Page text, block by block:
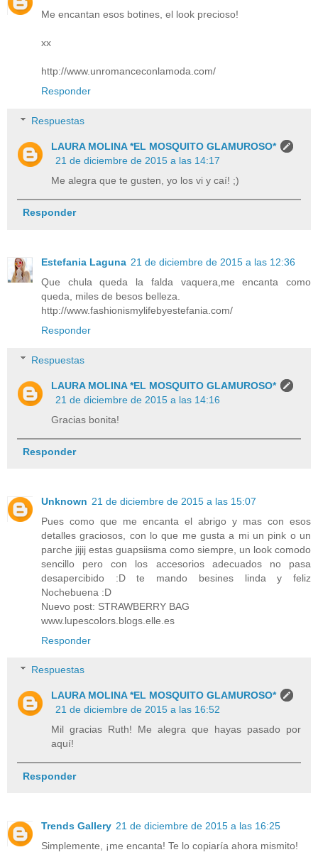
Me encantan esos botines, el look precioso!
xx
http://www.unromanceconlamoda.com/
Responder
Respuestas
LAURA MOLINA *EL MOSQUITO GLAMUROSO*
21 de diciembre de 2015 a las 14:17
Me alegra que te gusten, yo los vi y caí! ;)
Responder
Estefania Laguna 21 de diciembre de 2015 a las 12:36
Que chula queda la falda vaquera,me encanta como
queda, miles de besos belleza.
http://www.fashionismylifebyestefania.com/
Responder
Respuestas
LAURA MOLINA *EL MOSQUITO GLAMUROSO*
21 de diciembre de 2015 a las 14:16
Gracias bonita!
Responder
Unknown 21 de diciembre de 2015 a las 15:07
Pues como que me encanta el abrigo y mas con esos
detalles graciosos, con lo que me gusta a mi un pink o un
parche jijij estas guapsiisma como siempre, un look comodo
sencillo pero con los accesorios adecuados no pasa
desapercibido :D te mando besines linda y feliz
Nochebuena :D
Nuevo post: STRAWBERRY BAG
www.lupescolors.blogs.elle.es
Responder
Respuestas
LAURA MOLINA *EL MOSQUITO GLAMUROSO*
21 de diciembre de 2015 a las 16:52
Mil gracias Ruth! Me alegra que hayas pasado por
aquí!
Responder
Trends Gallery 21 de diciembre de 2015 a las 16:25
Simplemente, ¡me encanta! Te lo copiaría ahora mismito!